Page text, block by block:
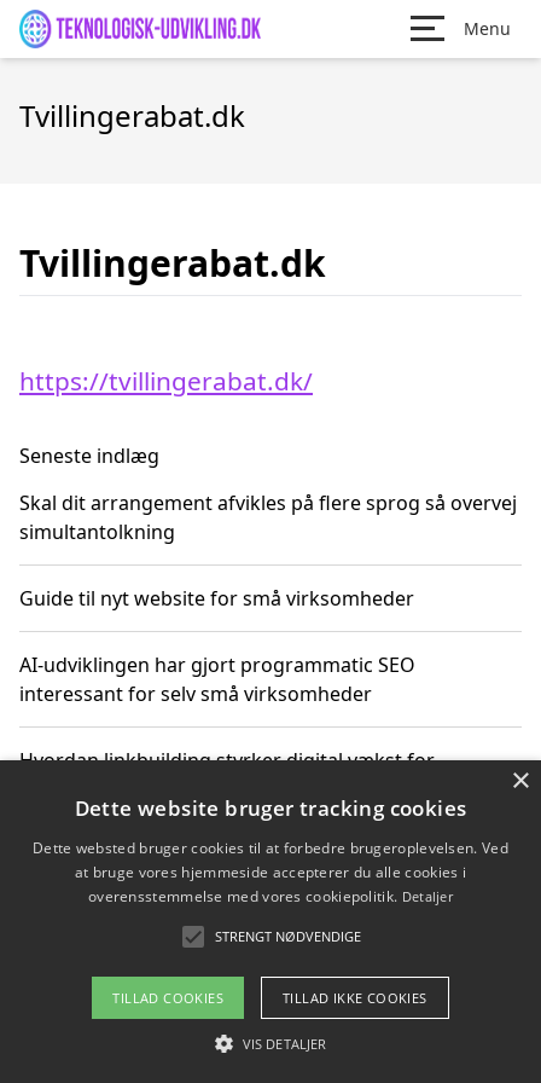
Menu
Tvillingerabat.dk
Tvillingerabat.dk
https://tvillingerabat.dk/
Seneste indlæg
Skal dit arrangement afvikles på flere sprog så overvej
simultantolkning
Guide til nyt website for små virksomheder
AI-udviklingen har gjort programmatic SEO
interessant for selv små virksomheder
Hvordan linkbuilding styrker digital vækst for
Sådan har udviklingen inden for genbrug af elektronik
ændret sig
Copyright 2026 - Pilanto Aps
Om / kontakt
×
Dette website bruger tracking cookies
Dette websted bruger cookies til at forbedre brugeroplevelsen. Ved
at bruge vores hjemmeside accepterer du alle cookies i
overensstemmelse med vores cookiepolitik. Detaljer
STRENGT NØDVENDIGE
TILLAD COOKIES TILLAD IKKE COOKIES
VIS DETALJER